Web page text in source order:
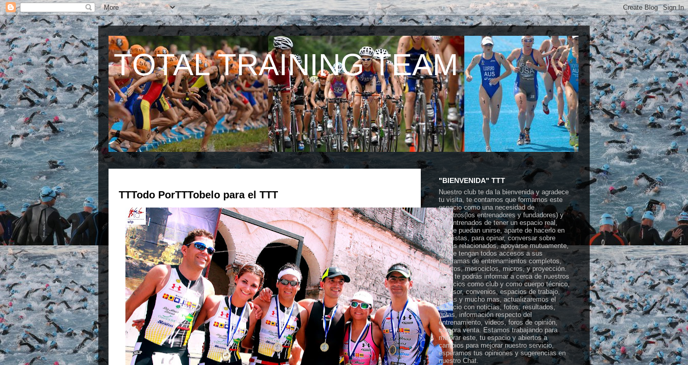
TOTAL TRAINING TEAM
TTTodo PorTTTobelo para el TTT
"BIENVENIDA" TTT
Nuestro club te da la bienvenida y agradece
tu visita, te contamos que formamos este
espacio como una necesidad de
nosotros(los entrenadores y fundadores) y
los entrenados de tener un espacio real,
donde puedan unirse, aparte de hacerlo en
las pistas, para opinar, conversar sobre
temas relacionados, apoyarse mutuamente,
donde tengan todos accesos a sus
programas de entrenamientos completos,
macros, mesociclos, micros, y proyección.
Aquí te podrás informar a cerca de nuestros
servicios como club y como cuerpo técnico,
sponsor, convenios, espacios de trabajo,
tarifas y mucho mas, actualizaremos el
espacio con noticias, fotos, resultados,
notas, información respecto del
entrenamiento, videos, foros de opinión,
compra venta. Estamos trabajando para
mejorar este, tu espacio y abiertos a
cambios para mejorar nuestro servicio,
esperamos tus opiniones y sugerencias en
nuestro Chat.